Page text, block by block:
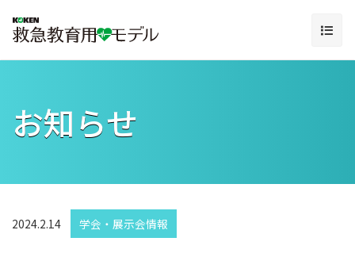
お知らせ
2024.2.14 学会・展示会情報